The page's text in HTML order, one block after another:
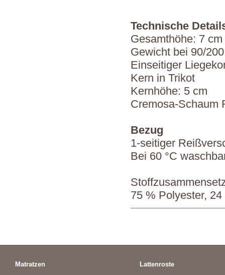
Technische
Gesamthöhe: 7 cm
Gewicht bei 90/
Einseitiger
Kern in Trikot
Kernhöhe: 5 cm
Cremosa-Schaum
Bezug
1-seitiger
Bei 60 °C
75 % Polyester,
Matratzen
Lattenroste